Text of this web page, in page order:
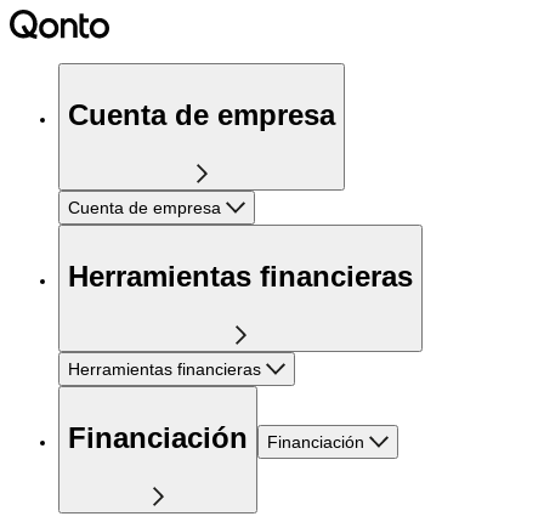
Cuenta de empresa
Cuenta de empresa
Herramientas financieras
Herramientas financieras
Financiación Financiación